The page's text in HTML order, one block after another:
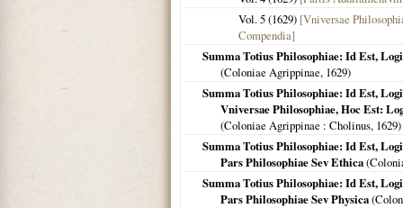
Vol. 5 (1629) [Vniversae
Compendia]
Summa Totius Philosophiae: Id Est,
(Coloniae Agrippinae, 1629)
Summa Totius Philosophiae: Id Est,
Vniversae Philosophiae, Hoc Est:
(Coloniae Agrippinae : Cholinus, 1629)
Summa Totius Philosophiae: Id Est,
Pars Philosophiae Sev Ethica(
Summa Totius Philosophiae: Id Est,
Pars Philosophiae Sev Physica(